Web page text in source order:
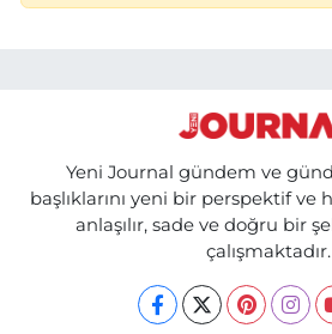
Yeni Journal gündem ve
başlıklarını yeni bir perspektif ve
anlaşılır, sade ve doğru bir
çalışmaktadır.